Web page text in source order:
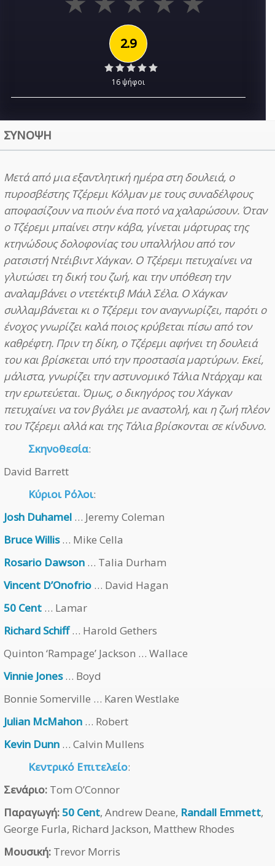
2.9
16 ψήφοι
ΣΥΝΟΨΗ
Μετά από μια εξαντλητική ημέρα στη δουλειά, ο
πυροσβέστης Τζέρεμι Κόλμαν με τους συναδέλφους
αποφασίζουν να πιούν ένα ποτό να χαλαρώσουν. Όταν
ο Τζέρεμι μπαίνει στην κάβα, γίνεται μάρτυρας της
κτηνώδους δολοφονίας του υπαλλήλου από τον
ρατσιστή Ντέιβιντ Χάγκαν. Ο Τζέρεμι πετυχαίνει να
γλυτώσει τη δική του ζωή, και την υπόθεση την
αναλαμβάνει ο ντετέκτιβ Μάιλ Σέλα. Ο Χάγκαν
συλλαμβάνεται κι ο Τζέρεμι τον αναγνωρίζει, παρότι ο
ένοχος γνωρίζει καλά ποιος κρύβεται πίσω από τον
καθρέφτη. Πριν τη δίκη, ο Τζέρεμι αφήνει τη δουλειά
του και βρίσκεται υπό την προστασία μαρτύρων. Εκεί,
μάλιστα, γνωρίζει την αστυνομικό Τάλια Ντάρχαμ και
την ερωτεύεται. Όμως, ο δικηγόρος του Χάγκαν
πετυχαίνει να τον βγάλει με αναστολή, και η ζωή πλέον
του Τζέρεμι αλλά και της Τάλια βρίσκονται σε κίνδυνο.
Σκηνοθεσία:
David Barrett
Κύριοι Ρόλοι:
Josh Duhamel … Jeremy Coleman
Bruce Willis… Mike Cella
Rosario Dawson … Talia Durham
Vincent D’Onofrio … David Hagan
50 Cent … Lamar
Richard Schiff… Harold Gethers
Quinton ‘Rampage’ Jackson … Wallace
Vinnie Jones… Boyd
Bonnie Somerville … Karen Westlake
Julian McMahon … Robert
Kevin Dunn … Calvin Mullens
Κεντρικό Επιτελείο:
Σενάριο: Tom O’Connor
Παραγωγή: 50 Cent, Andrew Deane, Randall Emmett,
George Furla, Richard Jackson, Matthew Rhodes
Μουσική: Trevor Morris